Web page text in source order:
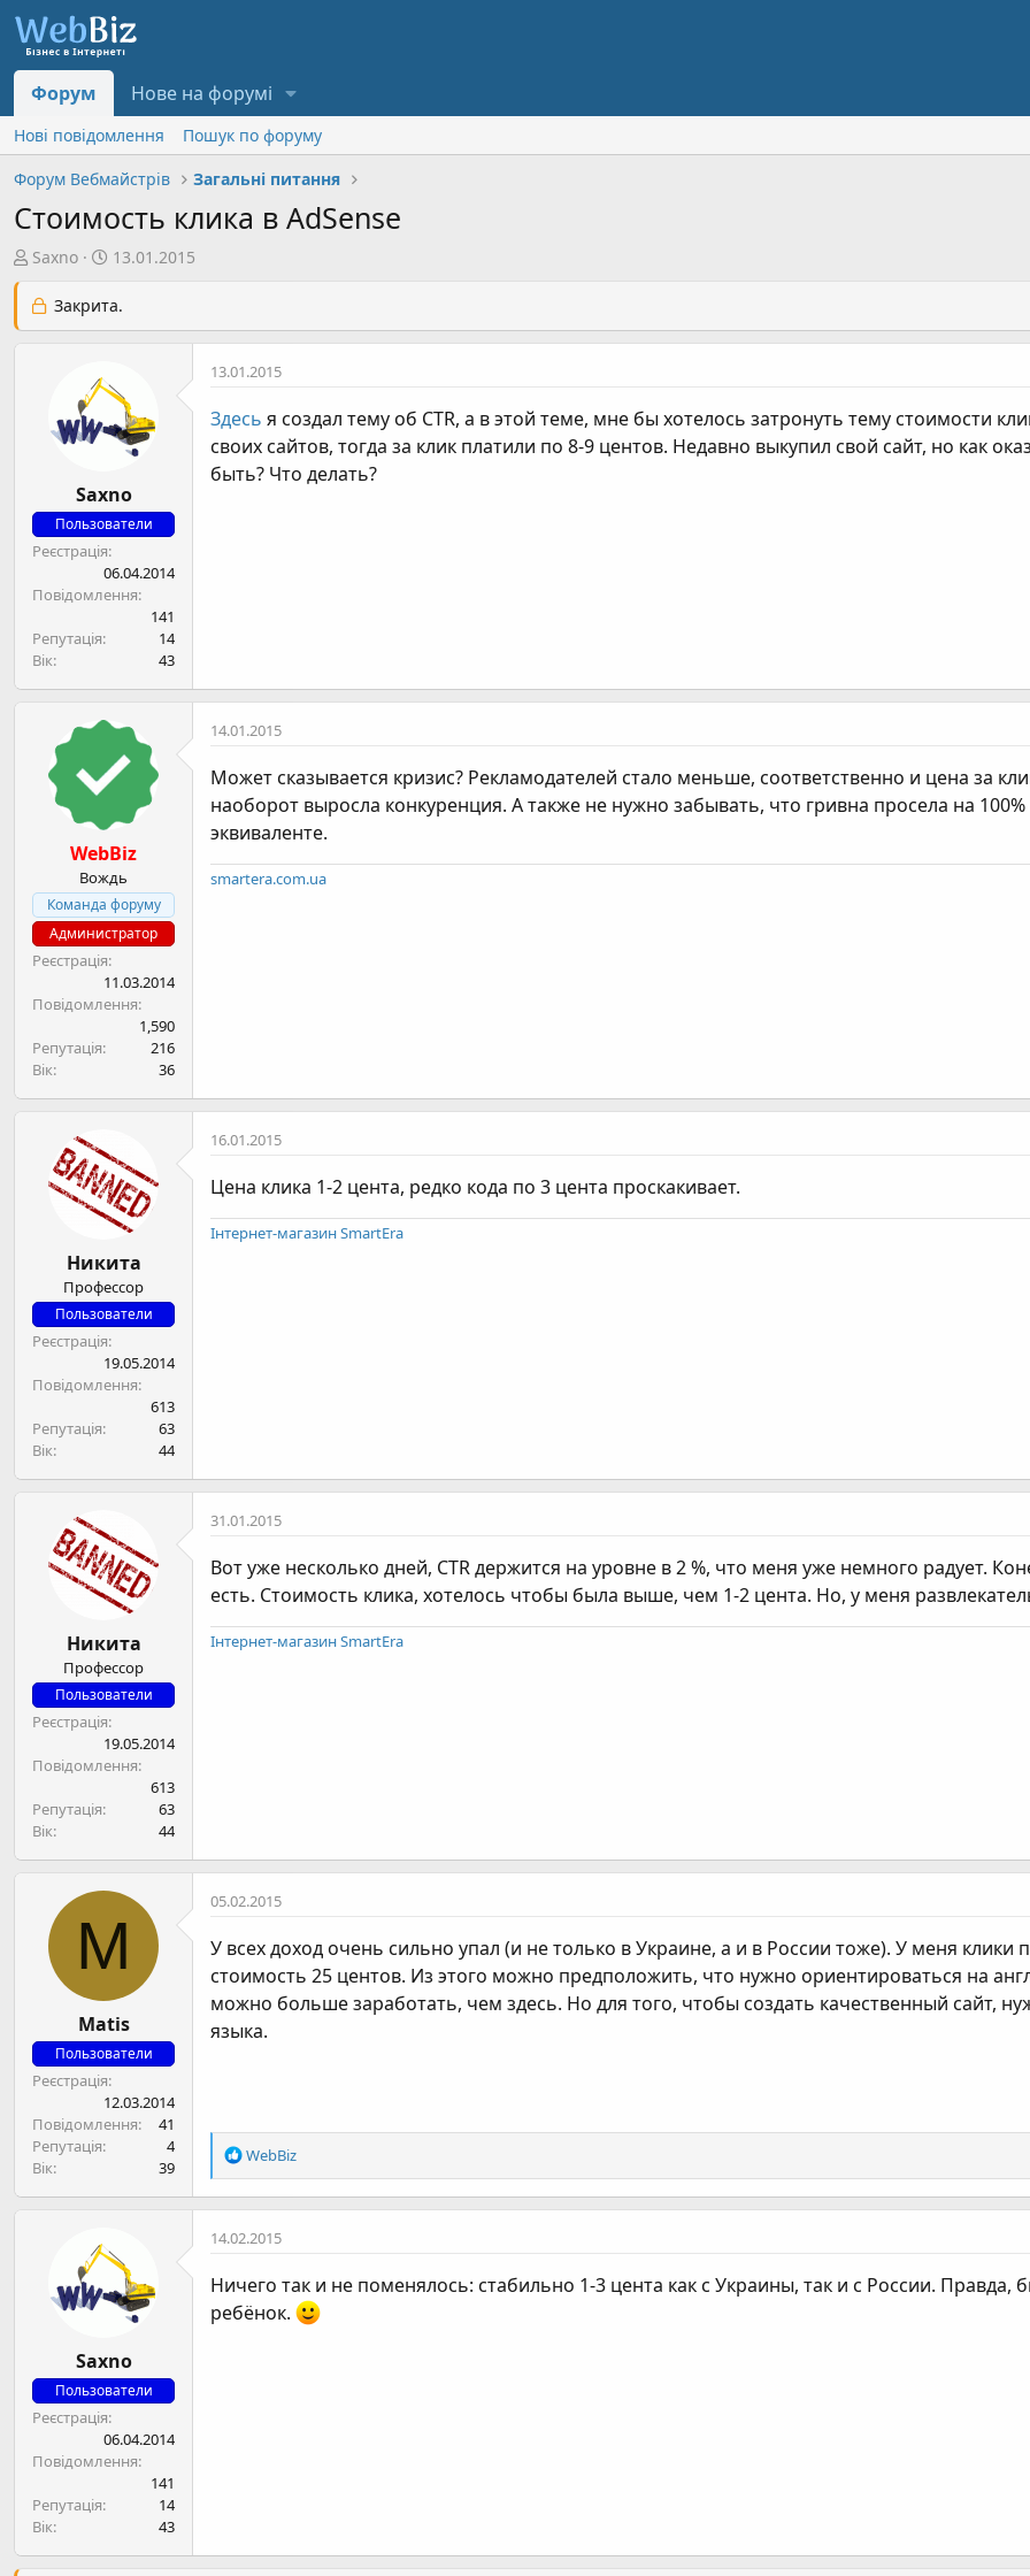
Форум Нове на форумі
Нові повідомлення
Пошук по форуму
Форум Вебмайстрів
Загальні питання
Стоимость клика в AdSense
А
т
о
Saxno
Д
т
а
в
о
р
н
н
13.01.2015
Закрита.
Saxno
Пользователи
Реєстрація
06.04.2014
Повідомлення
141
Репутація
14
Вік
43
13.01.2015
Здесь я создал тему об CTR, а в этой теме, мне бы хотелось затронуть тему стоимости
своих сайтов, тогда за клик платили по 8-9 центов. Недавно выкупил свой сайт, но как
быть? Что делать?
WebBiz
Вождь
Команда форуму
Администратор
Реєстрація
11.03.2014
Повідомлення
1,590
Репутація
216
Вік
36
14.01.2015
Может сказывается кризис? Рекламодателей стало меньше, соответственно и цена за
наоборот выросла конкуренция. А также не нужно забывать, что гривна просела на
эквиваленте.
smartera.com.ua
Никита
Профессор
Пользователи
Реєстрація
19.05.2014
Повідомлення
613
Репутація
63
Вік
44
16.01.2015
Цена клика 1-2 цента, редко кода по 3 цента проскакивает.
Інтернет-магазин SmartEra
Никита
Профессор
Пользователи
Реєстрація
19.05.2014
Повідомлення
613
Репутація
63
Вік
44
31.01.2015
Вот уже несколько дней, CTR держится на уровне в 2 %, что меня уже немного радует.
есть. Стоимость клика, хотелось чтобы была выше, чем 1-2 цента. Но, у меня
Інтернет-магазин SmartEra
M
Matis
Пользователи
Реєстрація
12.03.2014
Повідомлення
41
Репутація
4
Вік
39
05.02.2015
У всех доход очень сильно упал (и не только в Украине, а и в России тоже). У меня клики
стоимость 25 центов. Из этого можно предположить, что нужно ориентироваться на
можно больше заработать, чем здесь. Но для того, чтобы создать качественный сайт,
языка.
Р
е
а
ц
ї
:
WebBiz
Saxno
Пользователи
Реєстрація
06.04.2014
Повідомлення
141
Репутація
14
Вік
43
14.02.2015
Ничего так и не поменялось: стабильно 1-3 цента как с Украины, так и с России. Правда,
ребёнок.